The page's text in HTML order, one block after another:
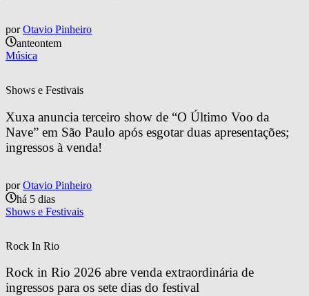
por Otavio Pinheiro
anteontem
Música
Shows e Festivais
Xuxa anuncia terceiro show de “O Último Voo da
Nave” em São Paulo após esgotar duas apresentações;
ingressos à venda!
por Otavio Pinheiro
há 5 dias
Shows e Festivais
Rock In Rio
Rock in Rio 2026 abre venda extraordinária de
ingressos para os sete dias do festival